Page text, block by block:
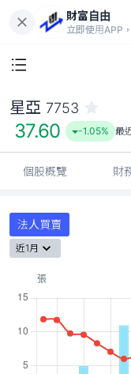
財富自由
立即使用APP
星亞 7753
37.60 -1.05% 最
個股概覽 財
法人買賣
近1月